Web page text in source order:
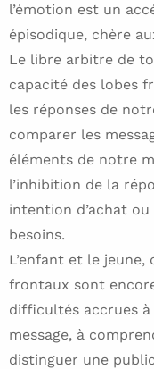
l’émotion est un
épisodique, chère
Le libre arbitre de
capacité des lobes
les réponses de
comparer les
éléments de notre
l’inhibition de la
intention d’achat
besoins.
L’enfant et le
frontaux sont
difficultés accrues
message, à
distinguer une